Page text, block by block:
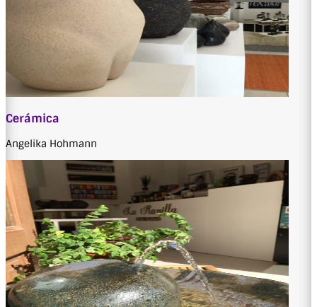
Cerámica
Angelika Hohmann